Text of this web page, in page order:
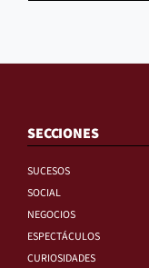
SECCIONES
SUCESOS
SOCIAL
NEGOCIOS
ESPECTÁCULOS
CURIOSIDADES